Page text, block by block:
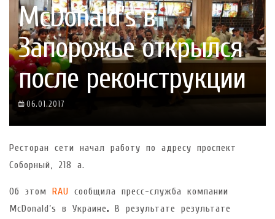
McDonald’s в
Запорожье открылся
после реконструкции
06.01.2017
Ресторан сети начал работу по адресу проспект
Соборный, 218 а.
Об этом RAU сообщила пресс-служба компании
McDonald’s в Украине. В результате результате